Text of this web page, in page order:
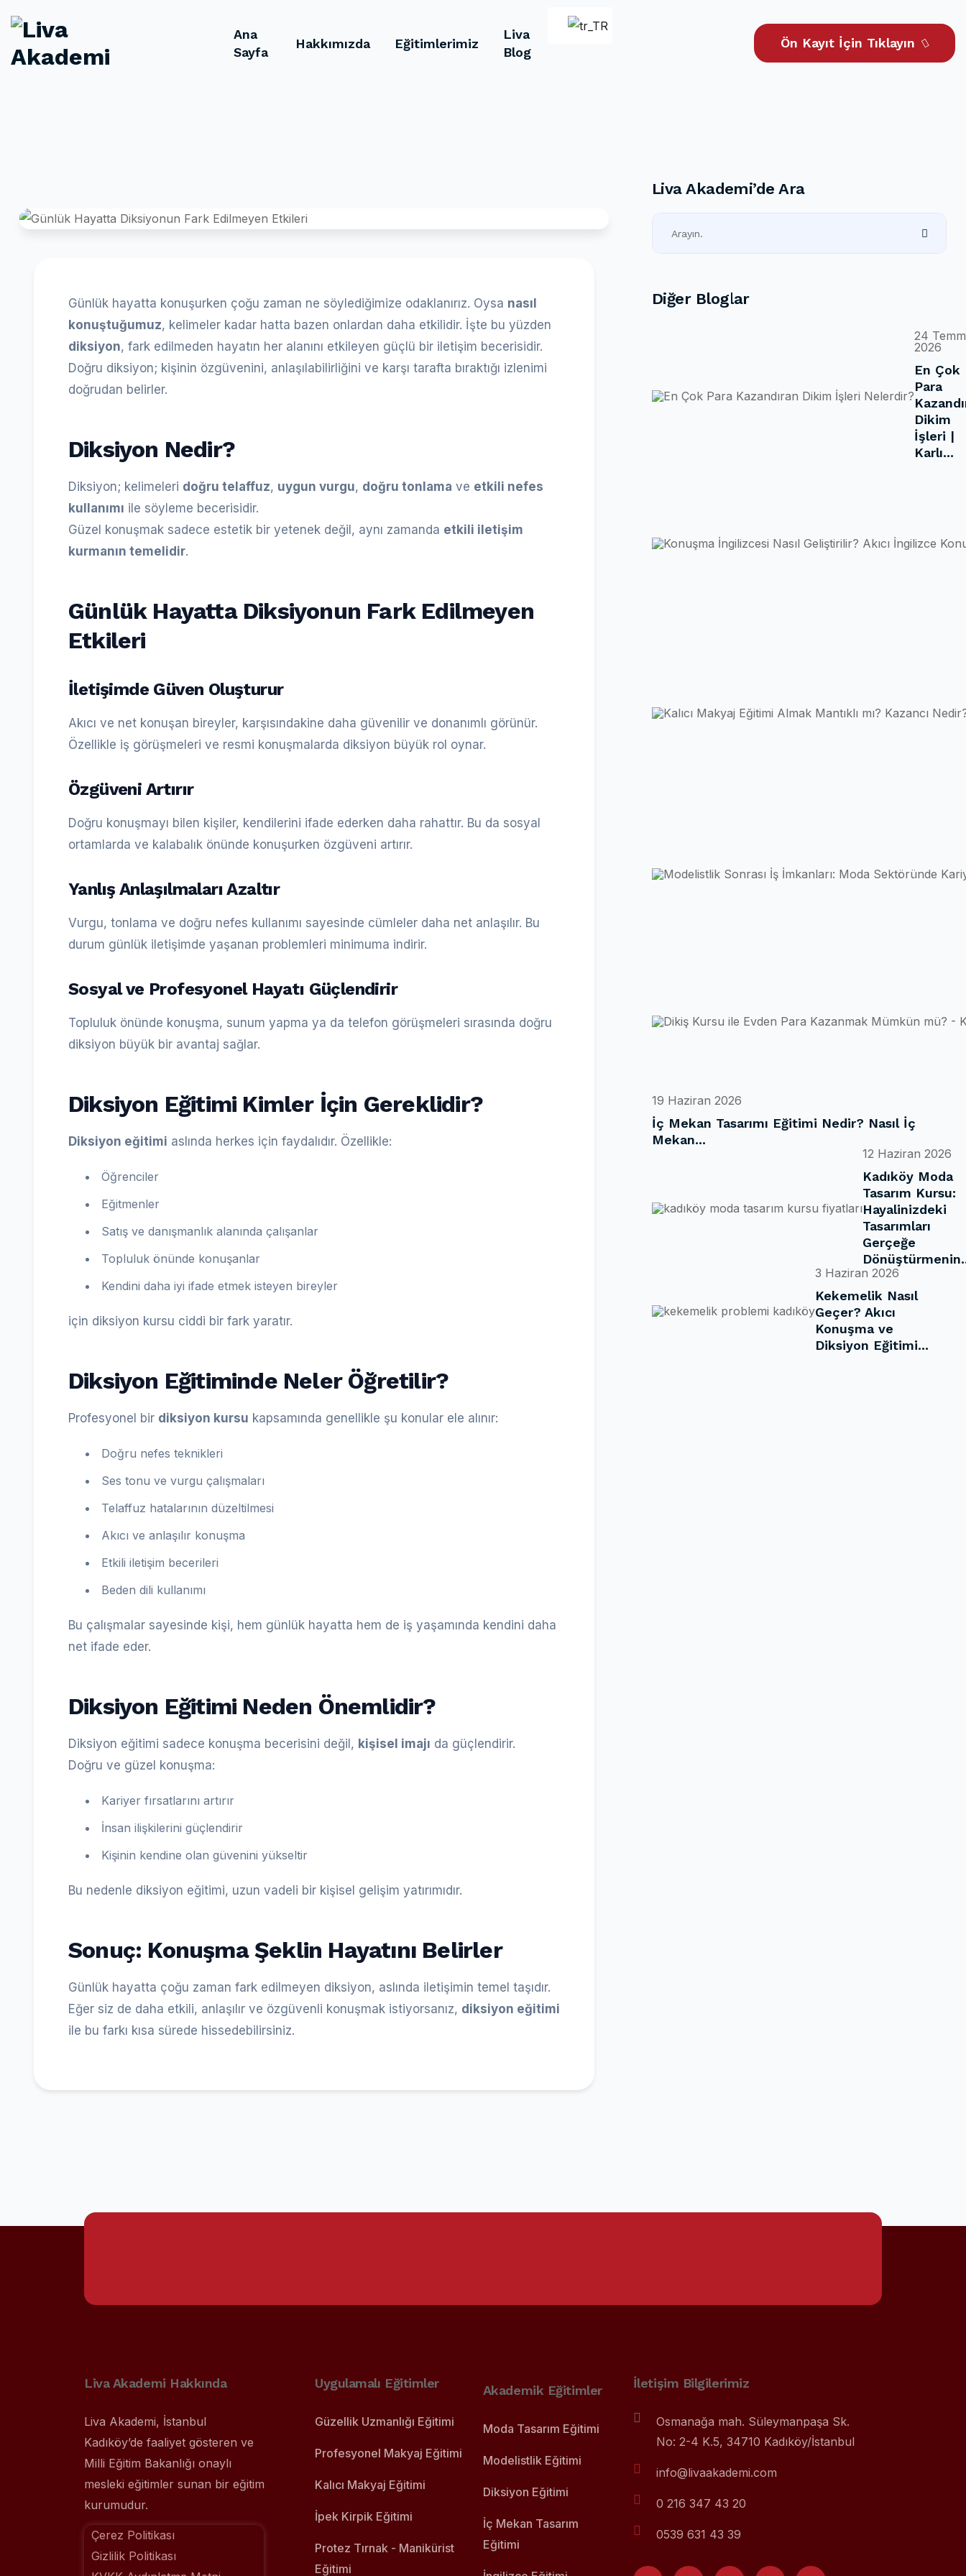
Ana
Sayfa
Hakkımızda Eğitimlerimiz
Liva
Blog
Ön Kayıt İçin Tıklayın
Günlük hayatta konuşurken çoğu zaman ne söylediğimize odaklanırız. Oysa nasıl
konuştuğumuz, kelimeler kadar hatta bazen onlardan daha etkilidir. İşte bu yüzden
diksiyon, fark edilmeden hayatın her alanını etkileyen güçlü bir iletişim becerisidir.
Doğru diksiyon; kişinin özgüvenini, anlaşılabilirliğini ve karşı tarafta bıraktığı izlenimi
doğrudan belirler.
Diksiyon Nedir?
Diksiyon; kelimeleri doğru telaffuz, uygun vurgu, doğru tonlama ve etkili nefes
kullanımı ile söyleme becerisidir.
Güzel konuşmak sadece estetik bir yetenek değil, aynı zamanda etkili iletişim
kurmanın temelidir.
Günlük Hayatta Diksiyonun Fark Edilmeyen
Etkileri
İletişimde Güven Oluşturur
Akıcı ve net konuşan bireyler, karşısındakine daha güvenilir ve donanımlı görünür.
Özellikle iş görüşmeleri ve resmi konuşmalarda diksiyon büyük rol oynar.
Özgüveni Artırır
Doğru konuşmayı bilen kişiler, kendilerini ifade ederken daha rahattır. Bu da sosyal
ortamlarda ve kalabalık önünde konuşurken özgüveni artırır.
Yanlış Anlaşılmaları Azaltır
Vurgu, tonlama ve doğru nefes kullanımı sayesinde cümleler daha net anlaşılır. Bu
durum günlük iletişimde yaşanan problemleri minimuma indirir.
Sosyal ve Profesyonel Hayatı Güçlendirir
Topluluk önünde konuşma, sunum yapma ya da telefon görüşmeleri sırasında doğru
diksiyon büyük bir avantaj sağlar.
Diksiyon Eğitimi Kimler İçin Gereklidir?
Diksiyon eğitimi aslında herkes için faydalıdır. Özellikle:
Öğrenciler
Eğitmenler
Satış ve danışmanlık alanında çalışanlar
Topluluk önünde konuşanlar
Kendini daha iyi ifade etmek isteyen bireyler
için diksiyon kursu ciddi bir fark yaratır.
Diksiyon Eğitiminde Neler Öğretilir?
Profesyonel bir diksiyon kursu kapsamında genellikle şu konular ele alınır:
Doğru nefes teknikleri
Ses tonu ve vurgu çalışmaları
Telaffuz hatalarının düzeltilmesi
Akıcı ve anlaşılır konuşma
Etkili iletişim becerileri
Beden dili kullanımı
Bu çalışmalar sayesinde kişi, hem günlük hayatta hem de iş yaşamında kendini daha
net ifade eder.
Diksiyon Eğitimi Neden Önemlidir?
Diksiyon eğitimi sadece konuşma becerisini değil, kişisel imajı da güçlendirir.
Doğru ve güzel konuşma:
Kariyer fırsatlarını artırır
İnsan ilişkilerini güçlendirir
Kişinin kendine olan güvenini yükseltir
Bu nedenle diksiyon eğitimi, uzun vadeli bir kişisel gelişim yatırımıdır.
Sonuç: Konuşma Şeklin Hayatını Belirler
Günlük hayatta çoğu zaman fark edilmeyen diksiyon, aslında iletişimin temel taşıdır.
Eğer siz de daha etkili, anlaşılır ve özgüvenli konuşmak istiyorsanız, diksiyon eğitimi
ile bu farkı kısa sürede hissedebilirsiniz.
Liva Akademi’de Ara
Diğer Bloglar
24
2026
En Çok
Para
Dikim
İşleri |
Karlı...
19 Haziran 2026
İç Mekan Tasarımı Eğitimi Nedir? Nasıl İç
Mekan...
12 Haziran 2026
Kadıköy Moda
Tasarım Kursu:
Hayalinizdeki
Tasarımları
Gerçeğe
3 Haziran 2026
Kekemelik Nasıl
Geçer? Akıcı
Konuşma ve
Diksiyon Eğitimi...
Liva Akademi Hakkında
Liva Akademi, İstanbul
Kadıköy’de faaliyet gösteren ve
Milli Eğitim Bakanlığı onaylı
mesleki eğitimler sunan bir eğitim
kurumudur.
Çerez Politikası
Gizlilik Politikası
İletişim Bilgilerimiz
Osmanağa mah. Süleymanpaşa Sk.
No: 2-4 K.5, 34710 Kadıköy/İstanbul
info@livaakademi.com
0 216 347 43 20
0539 631 43 39
Uygulamalı Eğitimler
Güzellik Uzmanlığı Eğitimi
Profesyonel Makyaj Eğitimi
Kalıcı Makyaj Eğitimi
İpek Kirpik Eğitimi
Protez Tırnak - Manikürist
Eğitimi
Akademik Eğitimler
Moda Tasarım Eğitimi
Modelistlik Eğitimi
Diksiyon Eğitimi
İç Mekan Tasarım
Eğitimi